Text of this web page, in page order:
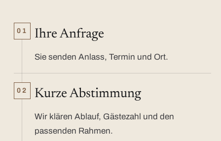
01 Ihre Anfrage
Sie senden Anlass, Termin und Ort.
02 Kurze Abstimmung
Wir klären Ablauf, Gästezahl und den
passenden Rahmen.